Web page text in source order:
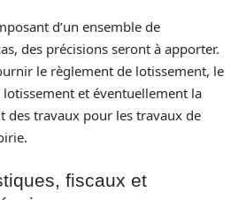
d’un ensemble de
des précisions seront à apporter.
le règlement de lotissement, le
et éventuellement la
des travaux pour les travaux de
fiscaux et